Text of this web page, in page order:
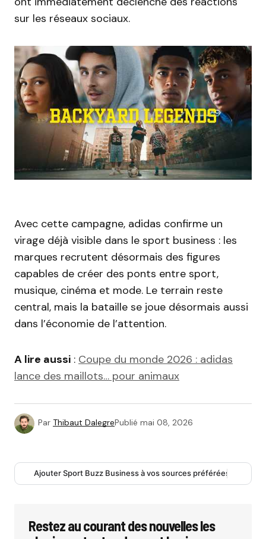
sur les réseaux sociaux.
Avec cette campagne, adidas confirme un
virage déjà visible dans le sport business : les
marques recrutent désormais des figures
capables de créer des ponts entre sport,
musique, cinéma et mode. Le terrain reste
central, mais la bataille se joue désormais aussi
dans l’économie de l’attention.
A lire aussi : Coupe du monde 2026 : adidas
lance des maillots… pour animaux
Par Thibaut DalegrePublié mai 08, 2026
Ajouter Sport Buzz Business à vos sources préférées
Restez au courant des nouvelles les